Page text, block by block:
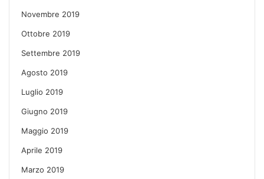
Novembre 2019
Ottobre 2019
Settembre 2019
Agosto 2019
Luglio 2019
Giugno 2019
Maggio 2019
Aprile 2019
Marzo 2019